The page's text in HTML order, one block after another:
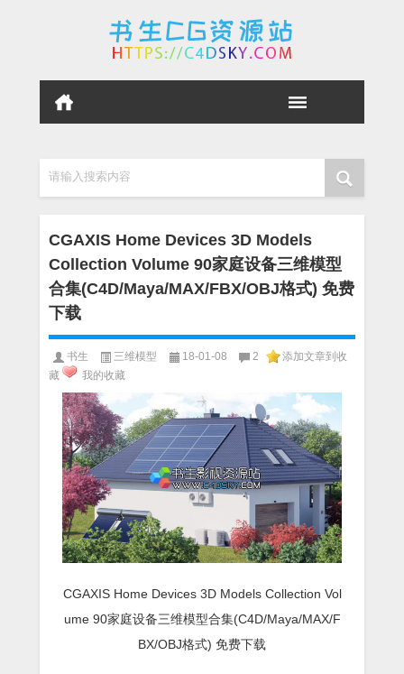
请输入搜索内容
CGAXIS Home Devices 3D Models
Collection Volume 90家庭设备三维模型
合集(C4D/Maya/MAX/FBX/OBJ格式) 免费
下载
书生 三维模型 18-01-08 2
添加文章到收
藏
我的收藏
CGAXIS Home Devices 3D Models Collection Vol
ume 90家庭设备三维模型合集(C4D/Maya/MAX/F
BX/OBJ格式) 免费下载